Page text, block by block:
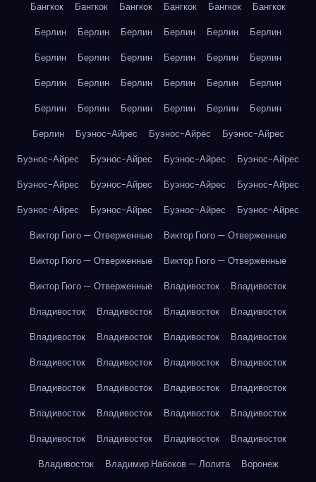
Бангкок Бангкок Бангкок Бангкок Бангкок
Бангкок
Берлин
Берлин Берлин Берлин Берлин
Берлин
Берлин
Берлин Берлин Берлин Берлин
Берлин
Берлин
Берлин Берлин Берлин Берлин
Берлин
Берлин
Берлин Берлин Берлин Берлин
Берлин
Берлин
Буэнос-Айрес Буэнос-Айрес
Буэнос-Айрес
Буэнос-Айрес
Буэнос-Айрес Буэнос-Айрес
Буэнос-Айрес
Буэнос-Айрес
Буэнос-Айрес Буэнос-Айрес
Буэнос-Айрес
Буэнос-Айрес
Буэнос-Айрес Буэнос-Айрес
Буэнос-Айрес
Виктор Гюго — Отверженные
Виктор Гюго — Отверженные
Виктор Гюго — Отверженные
Виктор Гюго — Отверженные
Виктор Гюго — Отверженные
Владивосток
Владивосток
Владивосток
Владивосток Владивосток
Владивосток
Владивосток
Владивосток Владивосток
Владивосток
Владивосток
Владивосток Владивосток
Владивосток
Владивосток
Владивосток Владивосток
Владивосток
Владивосток
Владивосток Владивосток
Владивосток
Владивосток
Владивосток Владивосток
Владивосток
Владивосток
Владимир Набоков — Лолита
Воронеж